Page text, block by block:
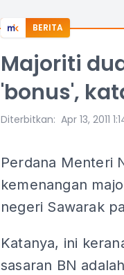
BERITA
Majoriti
'bonus',
Diterbitkan: Apr 13, 2011
Perdana Menteri
kemenangan
negeri Sawarak
Katanya, ini
sasaran BN